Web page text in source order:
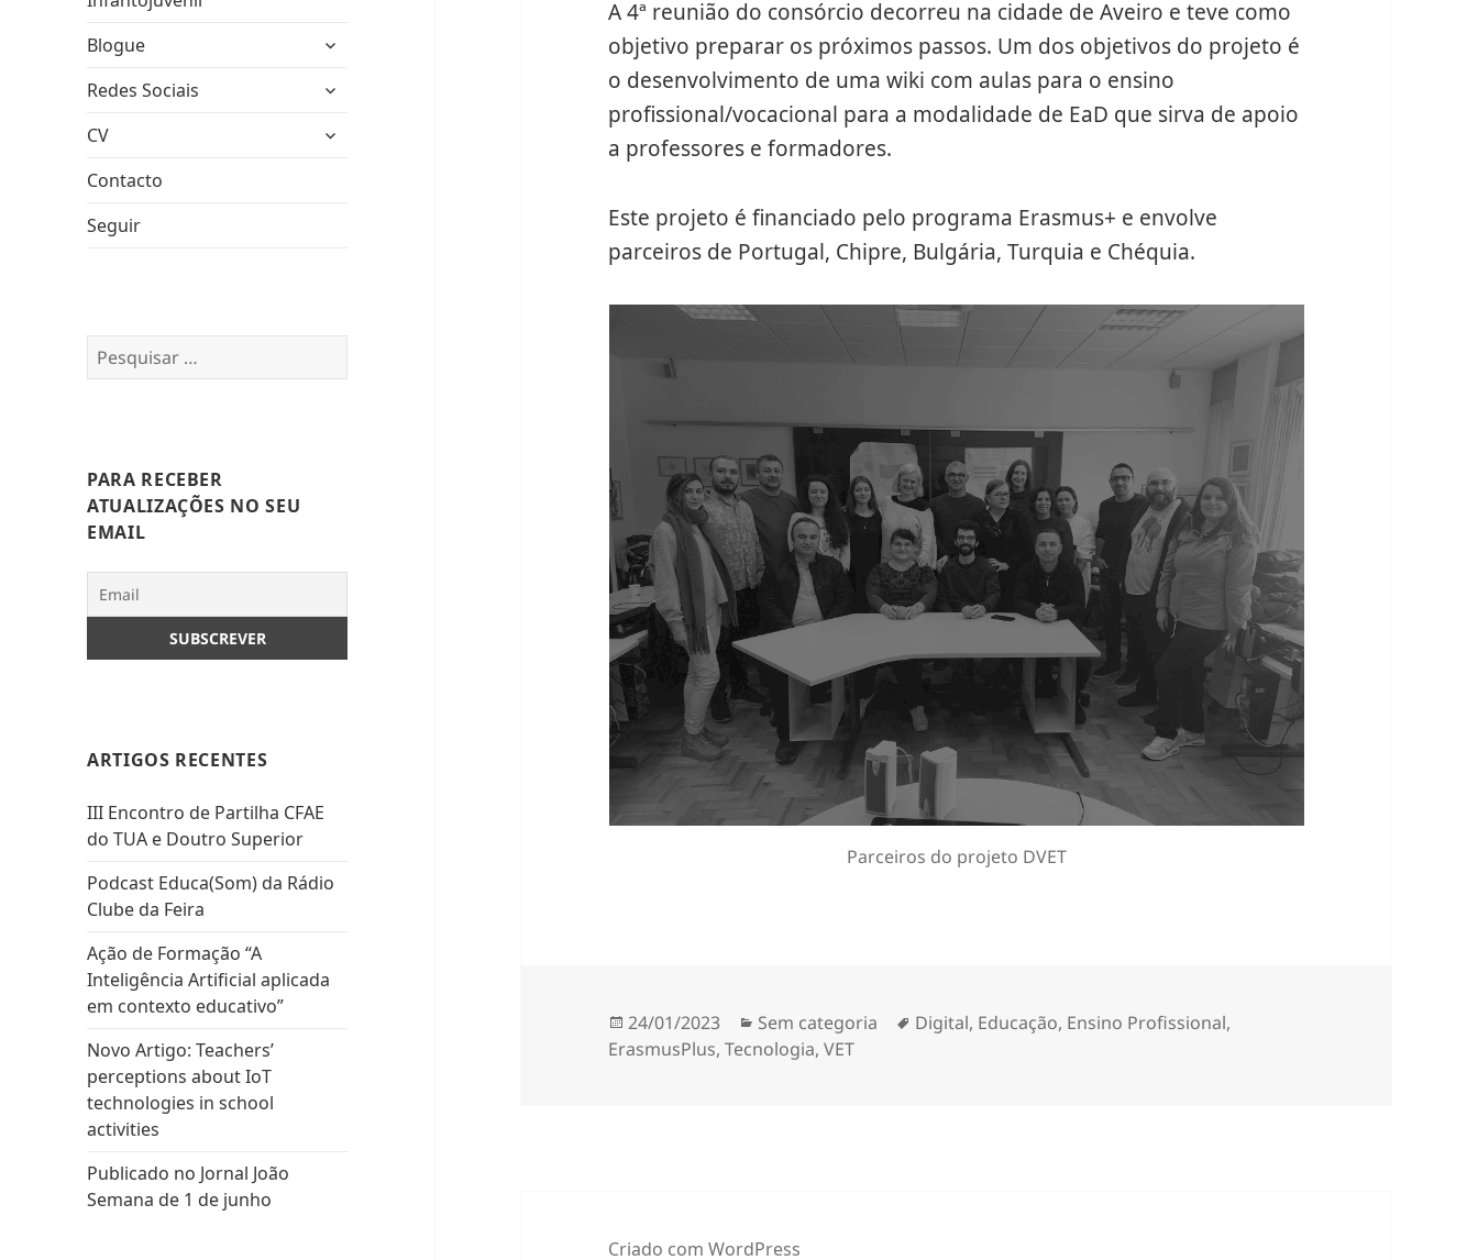
Blogue
expandir
Redes Sociais
expandir
CV
expandir
Contacto
Seguir
Pesquisar
por:
PARA RECEBER
ATUALIZAÇÕES NO SEU
EMAIL
ARTIGOS RECENTES
III Encontro de Partilha CFAE
do TUA e Doutro Superior
Podcast Educa(Som) da Rádio
Clube da Feira
Ação de Formação “A
Inteligência Artificial aplicada
em contexto educativo”
Novo Artigo: Teachers’
perceptions about IoT
technologies in school
activities
Publicado no Jornal João
Semana de 1 de junho
A 4ª reunião do consórcio decorreu na cidade de Aveiro e teve como
objetivo preparar os próximos passos. Um dos objetivos do projeto é
o desenvolvimento de uma wiki com aulas para o ensino
profissional/vocacional para a modalidade de EaD que sirva de apoio
a professores e formadores.
Este projeto é financiado pelo programa Erasmus+ e envolve
parceiros de Portugal, Chipre, Bulgária, Turquia e Chéquia.
Parceiros do projeto DVET
Publicado
a
24/01/2023 Categorias
Sem categoria Etiquetas
Digital, Educação, Ensino Profissional,
ErasmusPlus,Tecnologia,VET
Criado com WordPress